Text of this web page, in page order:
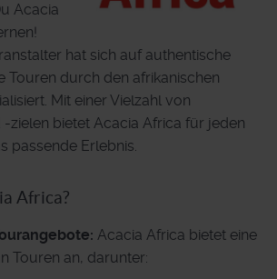
Acacia
hat sich auf authentische
Touren durch den afrikanischen
Mit einer Vielzahl von
-zielen bietet Acacia Africa für jeden
passende Erlebnis.
Africa?
Acacia Africa bietet eine
Touren an, darunter: